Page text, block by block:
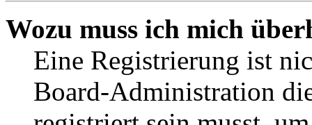
Wozu muss ich mich
Eine Registrierung ist
Board-Administration